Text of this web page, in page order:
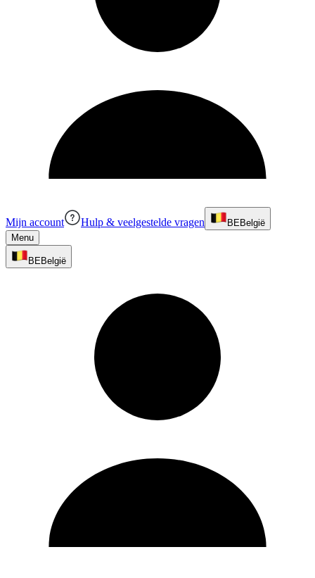
Mijn account Hulp & veelgestelde vragen BE België
Menu
BE België